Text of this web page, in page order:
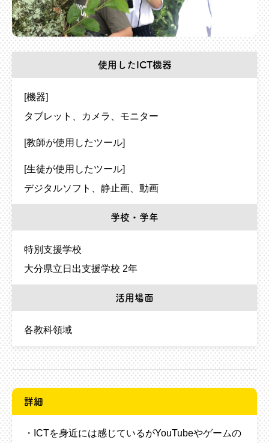
使用したICT機器
[機器]
タブレット
カメラ モニター
[教師が使用したツール]
[生徒が使用したツール]
デジタルソフト
静止画 動画
学校・学年
特別支援学校
大分県立日出支援学校 2年
活用場面
各教科領域
詳細
・ICTを身近には感じているがYouTubeやゲームの